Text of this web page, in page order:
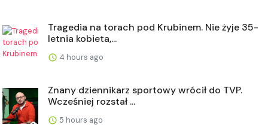
Tragedia na torach pod Krubinem. Nie żyje 35-
letnia kobieta,...
4 hours ago
Znany dziennikarz sportowy wrócił do TVP.
Wcześniej rozstał ...
5 hours ago